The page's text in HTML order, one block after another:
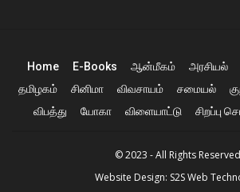
Home E-Books ஆன்மீகம் அரசியல்
தமிழகம்
சினிமா விவசாயம் சமையல்
விபத்து
யோகா விளையாட்டு சிறப்பு
© 2023 - All Rights
Website Design: S2S Web